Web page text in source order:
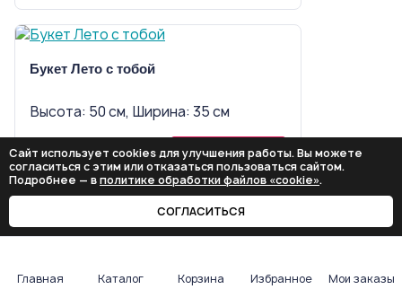
Букет Лето с тобой
Высота: 50 см, Ширина: 35 см
3 700 ₽ В корзину
Купить в 1 клик
Главная Каталог Корзина Избранное Мои заказы
Сайт использует cookies для улучшения работы. Вы можете
согласиться с этим или отказаться пользоваться сайтом.
Подробнее — вполитике обработки файлов «cookie».
СОГЛАСИТЬСЯ